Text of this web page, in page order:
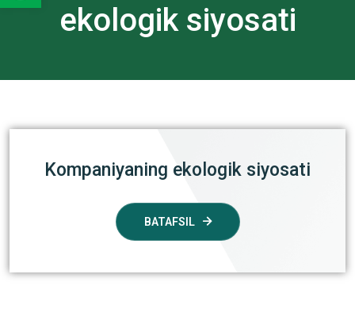
ekologik siyosati
Kompaniyaning ekologik siyosati
BATAFSIL